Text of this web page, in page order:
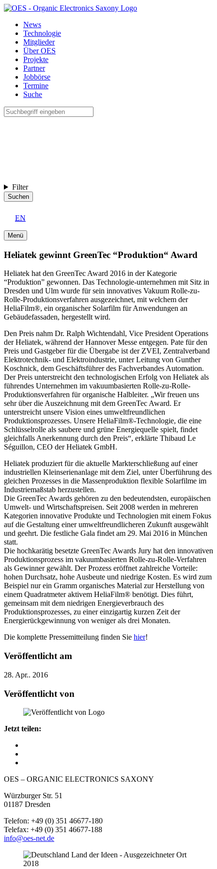
News
Technologie
Mitglieder
Über OES
Projekte
Partner
Jobbörse
Termine
Suche
Filter
Suchen
EN
Menü
Heliatek gewinnt GreenTec “Produktion“ Award
Heliatek hat den GreenTec Award 2016 in der Kategorie
“Produktion” gewonnen. Das Technologie-unternehmen mit Sitz in
Dresden und Ulm wurde für sein innovatives Vakuum Rolle-zu-
Rolle-Produktionsverfahren ausgezeichnet, mit welchem der
HeliaFilm®, ein organischer Solarfilm für Anwendungen an
Gebäudefassaden, hergestellt wird.
Den Preis nahm Dr. Ralph Wichtendahl, Vice President Operations
der Heliatek, während der Hannover Messe entgegen. Pate für den
Preis und Gastgeber für die Übergabe ist der ZVEI, Zentralverband
Elektrotechnik- und Elektroindustrie, unter Leitung von Gunther
Koschnick, dem Geschäftsführer des Fachverbandes Automation.
Der Preis unterstreicht den technologischen Erfolg von Heliatek als
führendes Unternehmen im vakuumbasierten Rolle-zu-Rolle-
Produktionsverfahren für organische Halbleiter. „Wir freuen uns
sehr über die Auszeichnung mit dem GreenTec Award. Er
unterstreicht unsere Vision eines umweltfreundlichen
Produktionsprozesses. Unsere HeliaFilm®-Technologie, die eine
Schlüsselrolle als saubere und grüne Energiequelle spielt, findet
gleichfalls Anerkennung durch den Preis“, erklärte Thibaud Le
Séguillon, CEO der Heliatek GmbH.
Heliatek produziert für die aktuelle Markterschließung auf einer
industriellen Kleinserienanlage mit dem Ziel, unter Überführung des
gleichen Prozesses in die Massenproduktion flexible Solarfilme im
Industriemaßstab herzustellen.
Die GreenTec Awards gehören zu den bedeutendsten, europäischen
Umwelt- und Wirtschaftspreisen. Seit 2008 werden in mehreren
Kategorien innovative Produkte und Technologien mit einem Fokus
auf die Gestaltung einer umweltfreundlicheren Zukunft ausgewählt
und geehrt. Die festliche Gala findet am 29. Mai 2016 in München
statt.
Die hochkarätig besetzte GreenTec Awards Jury hat den innovativen
Produktionsprozess im vakuumbasierten Rolle-zu-Rolle-Verfahren
als Gewinner gewählt. Der Prozess eröffnet zahlreiche Vorteile:
hohen Durchsatz, hohe Ausbeute und niedrige Kosten. Es wird zum
Beispiel nur ein Gramm organisches Material zur Herstellung von
einem Quadratmeter aktivem HeliaFilm® benötigt. Dies führt,
gemeinsam mit dem niedrigen Energieverbrauch des
Produktionsprozesses, zu einer einzigartig kurzen Zeit der
Energierückgewinnung von weniger als drei Monaten.
Die komplette Pressemitteilung finden Sie hier!
Veröffentlicht am
28. Apr.. 2016
Veröffentlicht von
Jetzt teilen:
OES – ORGANIC ELECTRONICS SAXONY
Würzburger Str. 51
01187 Dresden
Telefon: +49 (0) 351 46677-180
Telefax: +49 (0) 351 46677-188
info@oes-net.de